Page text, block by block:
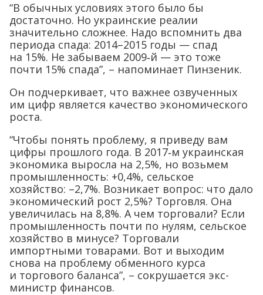
“В обычных условиях этого было бы
достаточно. Но украинские реалии
значительно сложнее. Надо вспомнить два
периода спада: 2014–2015 годы — спад
на 15%. Не забываем 2009‑й — это тоже
почти 15% спада”, – напоминает Пинзеник.
Он подчеркивает, что важнее озвученных
им цифр является качество экономического
роста.
“Чтобы понять проблему, я приведу вам
цифры прошлого года. В 2017‑м украинская
экономика выросла на 2,5%, но возьмем
промышленность: +0,4%, сельское
хозяйство: –2,7%. Возникает вопрос: что дало
экономический рост 2,5%? Торговля. Она
увеличилась на 8,8%. А чем торговали? Если
промышленность почти по нулям, сельское
хозяйство в минусе? Торговали
импортными товарами. Вот и выходим
снова на проблему обменного курса
и торгового баланса”, – сокрушается экс-
министр финансов.